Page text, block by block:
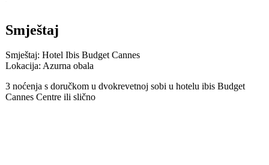
Smještaj
Smještaj: Hotel Ibis Budget Cannes
Lokacija: Azurna obala
3 noćenja s doručkom u dvokrevetnoj sobi u hotelu ibis Budget
Cannes Centre ili slično